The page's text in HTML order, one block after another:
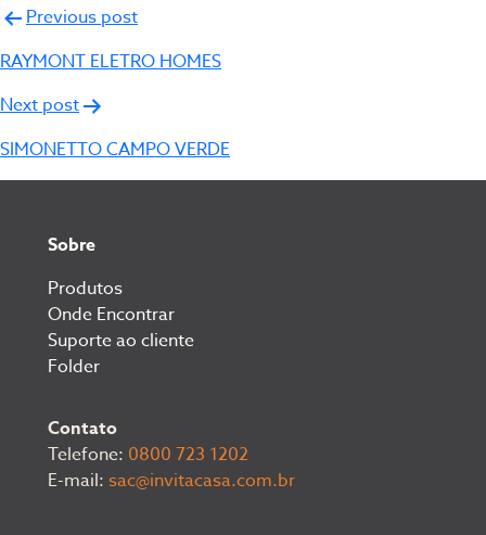
Navegação
de
Previous post
RAYMONT ELETRO HOMES
Next post
SIMONETTO CAMPO VERDE
Sobre
Produtos
Onde Encontrar
Suporte ao cliente
Folder
Contato
Telefone: 0800 723 1202
E-mail: sac@invitacasa.com.br